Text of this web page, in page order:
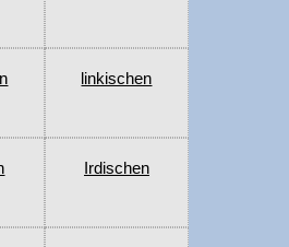
linkischen
Irdischen